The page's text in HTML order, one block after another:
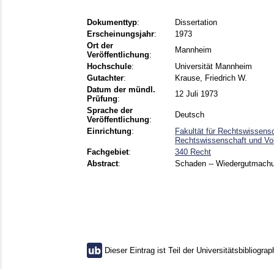
Dokumenttyp:
Dissertation
Erscheinungsjahr:
1973
Ort der
Veröffentlichung:
Mannheim
Hochschule:
Universität Mannheim
Gutachter:
Krause, Friedrich W.
Datum der mündl.
Prüfung:
12 Juli 1973
Sprache der
Veröffentlichung:
Deutsch
Einrichtung:
Fakultät für
Rechtswissenschaft und
Fachgebiet:
340 Recht
Abstract: Schaden --
Dieser Eintrag ist Teil der